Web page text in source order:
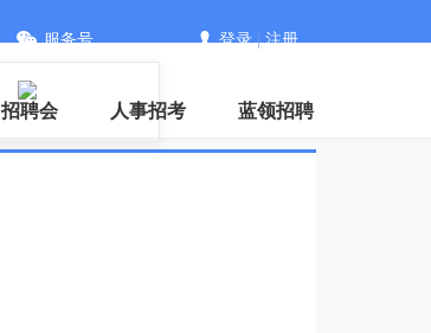
服务号 登录|注册
招聘会 人事招考 蓝领招聘